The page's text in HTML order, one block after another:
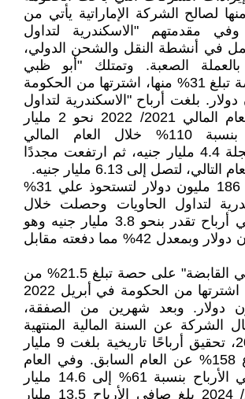
لصالح الشركة الإماراتية يأتي من
وفي مقدمتهم "الاسكندرية لتداول
في أنشطة النقل والشحن الدولي،
الصعبة. وتمتلك "أبو ظبي
القابضة" حاليًا حصة تبلغ 31% منها، اشترتها من الحكومة
مليون دولار. بلغت أرباح "الاسكندرية لتداول
الحاويات"، في العام المالي 2021/ 2022 نحو 2 مليار
جنيه، وارتفعت بنسبة 110% خلال العام المالي
2022/2023، مسجلة 4.4 مليار جنيه، ثم ارتفعت مجددًا
- دفعت الامارات 186 مليون دولار لتستحوذ علي 31%
لتداول الحاويات وحصلت خلال
سنتين ونصف علي أرباح تقدر بنحو 3.8 مليار جنيه وهو
يساوي 77.7 مليون دولار وبمعدل 42% مما دفعته مقابل
4. تستحوذ "أبوظبي القابضة" على حصة تبلغ 21.5% من
"أبو قير للأسمدة" اشترتها من الحكومة في أبريل 2022
مليون دولار. وبعد شهرين من الصفقة،
الشركة عن السنة المالية المنتهية
في 30 يونيو 2022، تحقيق أرباحًا تاريخية بلغت 9 مليار
جنيه بنسبة ارتفاع 158% عن العام السابق. وفي العام
التالي ارتفع صافي الأرباح بنسبة 61% إلى 14.6 مليار
جنيه، وفي 2023/ 2024 بلغ صافي الأرباح 13.5 مليار